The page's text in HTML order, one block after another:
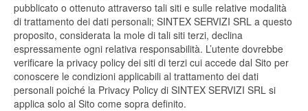
pubblicato o ottenuto attraverso tali siti e sulle relative modalità
di trattamento dei dati personali; SINTEX SERVIZI SRL a questo
proposito, considerata la mole di tali siti terzi, declina
espressamente ogni relativa responsabilità. L’utente dovrebbe
verificare la privacy policy dei siti di terzi cui accede dal Sito per
conoscere le condizioni applicabili al trattamento dei dati
personali poiché la Privacy Policy di SINTEX SERVIZI SRL si
applica solo al Sito come sopra definito.